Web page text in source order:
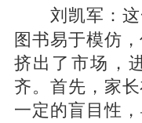
刘凯军：
图书易于模仿
挤出了市场，
齐。首先，家
一定的盲目性